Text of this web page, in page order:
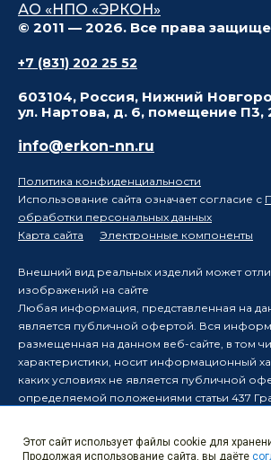
АО «НПО «ЭРКОН»
© 2011 — 2026. Все права
+7 (831) 202 25 52
603104, Россия, Нижний
ул. Нартова, д. 6, помещение П3,
info@erkon-nn.ru
Политика конфиденциальности
Использование сайта означает согласие с
обработки персональных данных
Карта сайта
Электронные компоненты
Внешний вид реальных изделий может
изображений на сайте
Любая информация, представленная на
является публичной офертой. Вся
размещенная на данном веб-сайте, в том
характеристики, носит информационный
каких условиях не является публичной
определяемой положениями статьи 437
Производитель оставляет за собой право
порядке вносить изменения в
Этот сайт использует файлы cookie для
Продолжая использование сайта, вы даёте